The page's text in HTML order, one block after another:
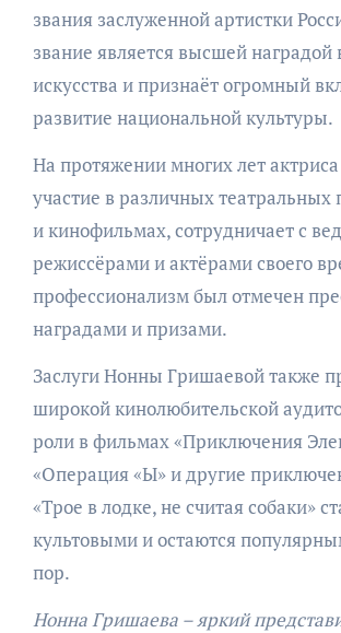
звания заслуженной артистки
звание является высшей наградой
искусства и признаёт огромный
развитие национальной культуры.
На протяжении многих лет
участие в различных театральных
и кинофильмах, сотрудничает с
режиссёрами и актёрами своего
профессионализм был отмечен
наградами и призами.
Заслуги Нонны Гришаевой также
широкой кинолюбительской
роли в фильмах «Приключения
«Операция «Ы» и другие
«Трое в лодке, не считая собаки»
культовыми и остаются
пор.
Нонна Гришаева – яркий